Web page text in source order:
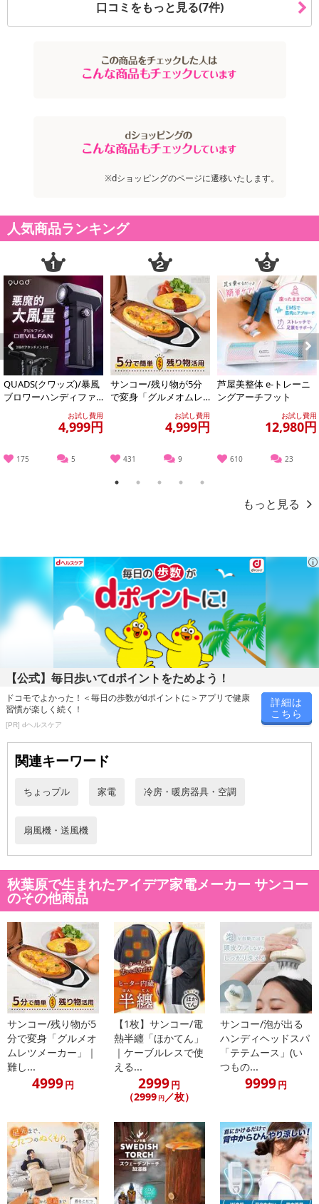
口コミをもっと見る(7件)
※dショッピングのページに遷移いたします。
人気商品ランキング
Previous
QUADS(クワッズ)/暴風
ブロワーハンディファ
ン「デビルファン」(10
お試し費用
4,999円
175 5
サンコー/残り物が5分
で変身「グルメオムレ
ツメーカー」/MEAMKL
お試し費用
4,999円
431 9
芦屋美整体 e-トレーニ
ングアーチフット
お試し費用
12,980円
610 23
Next
1 2 3 4 5
もっと見る
【公式】毎日歩いてdポイントをためよう！
ドコモでよかった！＜毎日の歩数がdポイントに＞アプリで健康
習慣が楽しく続く！
[PR] dヘルスケア
詳細は
こちら
関連キーワード
ちょっプル 家電 冷房・暖房器具・空調
扇風機・送風機
秋葉原で生まれたアイデア家電メーカー サンコー
のその他商品
サンコー/残り物が5
分で変身「グルメオ
ムレツメーカー」｜
難し...
4999円
【1枚】サンコー/電
熱半纏「ほかてん」
｜ケーブルレスで使
える...
2999円
（2999 円／枚）
サンコー/泡が出る
ハンディヘッドスパ
「テテムース」(い
つもの...
9999円